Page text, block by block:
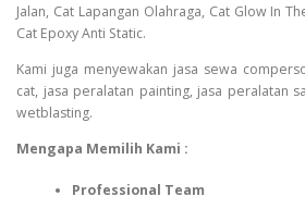
Jalan, Cat Lapangan Olahraga, Cat Glow In
Cat Epoxy Anti Static.
Kami juga menyewakan jasa sewa
cat, jasa peralatan painting, jasa peralatan
wetblasting.
Mengapa Memilih Kami :
Professional Team